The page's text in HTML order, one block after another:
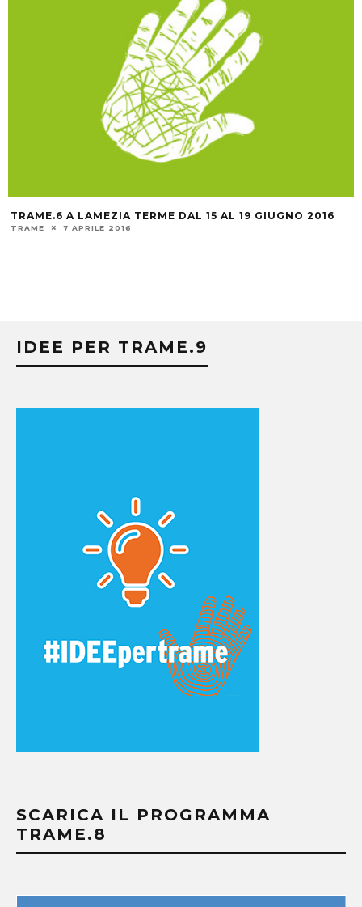
TRAME.6 A LAMEZIA TERME DAL 15 AL 19 GIUGNO 2016
TRAME 7 APRILE 2016
IDEE PER TRAME.9
SCARICA IL PROGRAMMA
TRAME.8